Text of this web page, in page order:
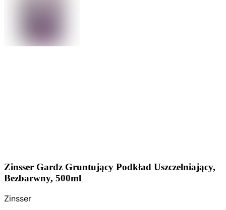
Zinsser Gardz Gruntujący Podkład Uszczelniający,
Bezbarwny, 500ml
Zinsser